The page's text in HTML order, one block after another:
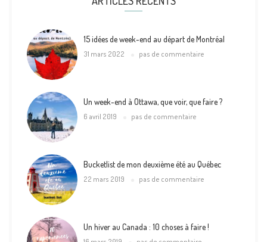
15 idées de week-end au départ de Montréal
31 mars 2022 pas de commentaire
Un week-end à Ottawa, que voir, que faire ?
6 avril 2019 pas de commentaire
Bucketlist de mon deuxième été au Québec
22 mars 2019 pas de commentaire
Un hiver au Canada : 10 choses à faire !